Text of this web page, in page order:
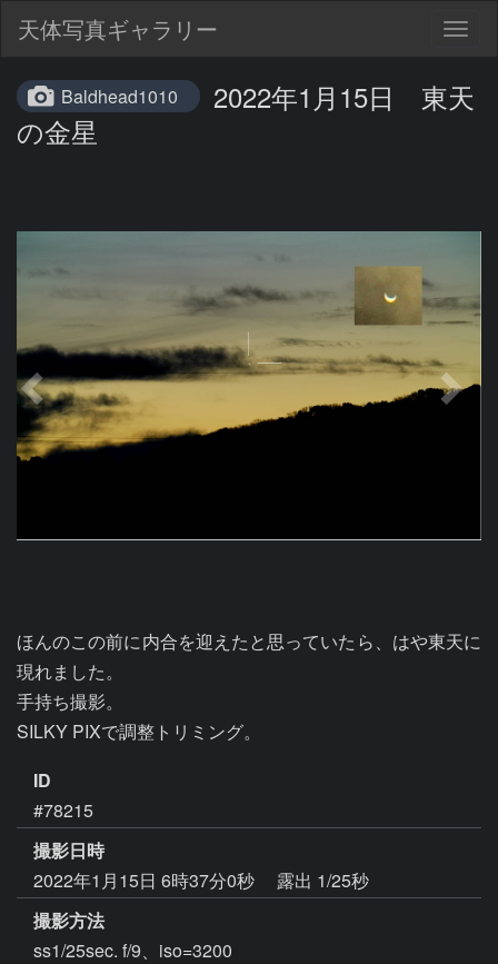
天体写真ギャラリー
Baldhead1010
2022年1月15日 東天
の金星
ほんのこの前に内合を迎えたと思っていたら、はや東天に
現れました。
手持ち撮影。
SILKY PIXで調整トリミング。
ID
#78215
撮影日時
2022年1月15日 6時37分0秒
露出 1/25秒
撮影方法
ss1/25sec. f/9、iso=3200